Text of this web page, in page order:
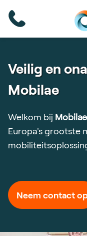
Veilig en
Mobilae
Welkom bij
Europa's grootste
Neem contact